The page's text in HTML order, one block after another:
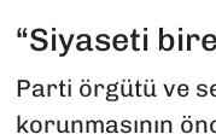
“Siyaseti
Parti örgütü ve
korunmasının